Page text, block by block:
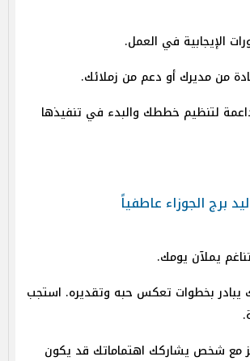
الإيجابية في العمل.
من مديرك أو دعم من زملائك.
لتنظيم خططك والبدء في تنفيذها
برج الجوزاء عاطفياً
يملآن يومك.
يبادر بخطوات تعكس حبه وتقديره. استجب
مع شخص يشاركك اهتماماتك قد يكون